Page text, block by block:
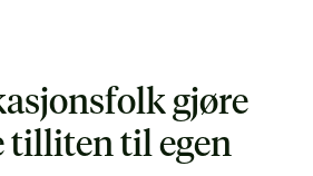
gjøre
tilliten til egen